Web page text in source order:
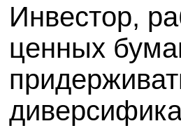
Инвестор,
ценных